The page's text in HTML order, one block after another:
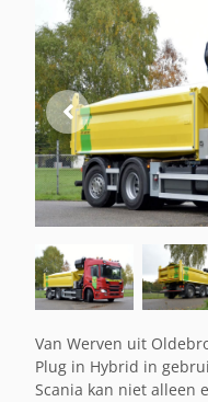
Van Werven uit
Plug in Hybrid in
Scania kan niet alleen